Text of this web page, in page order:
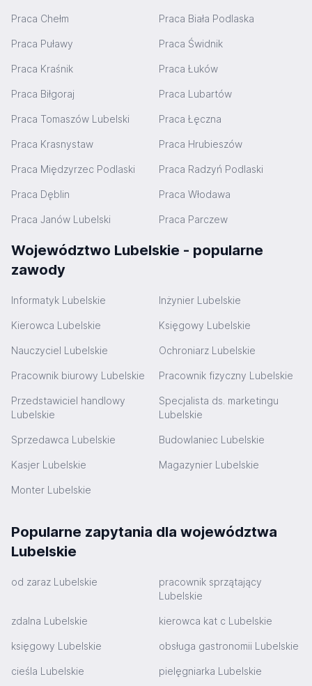
Praca Chełm Praca Biała Podlaska
Praca Puławy Praca Świdnik
Praca Kraśnik Praca Łuków
Praca Biłgoraj Praca Lubartów
Praca Tomaszów Lubelski Praca Łęczna
Praca Krasnystaw Praca Hrubieszów
Praca Międzyrzec Podlaski Praca Radzyń Podlaski
Praca Dęblin Praca Włodawa
Praca Janów Lubelski Praca Parczew
Województwo Lubelskie - popularne
zawody
Informatyk Lubelskie Inżynier Lubelskie
Kierowca Lubelskie Księgowy Lubelskie
Nauczyciel Lubelskie Ochroniarz Lubelskie
Pracownik biurowy Lubelskie Pracownik fizyczny Lubelskie
Przedstawiciel handlowy
Lubelskie
Specjalista ds. marketingu
Lubelskie
Sprzedawca Lubelskie Budowlaniec Lubelskie
Kasjer Lubelskie Magazynier Lubelskie
Monter Lubelskie
Popularne zapytania dla województwa
Lubelskie
od zaraz Lubelskie
pracownik sprzątający
Lubelskie
zdalna Lubelskie kierowca kat c Lubelskie
księgowy Lubelskie obsługa gastronomii Lubelskie
cieśla Lubelskie pielęgniarka Lubelskie